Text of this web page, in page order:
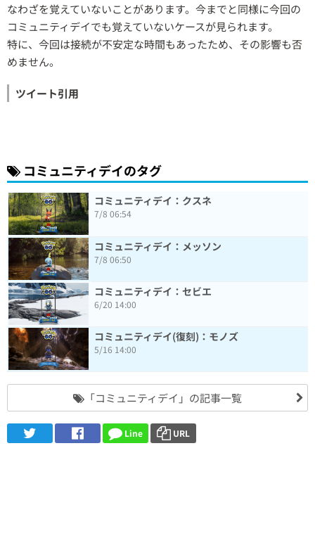
なわざを覚えていないことがあります。今までと同様に今回の
コミュニティデイでも覚えていないケースが見られます。
特に、今回は接続が不安定な時間もあったため、その影響も否
めません。
ツイート引用
コミュニティデイのタグ
コミュニティデイ：クスネ
7/8 06:54
コミュニティデイ：メッソン
7/8 06:50
コミュニティデイ：セビエ
6/20 14:00
コミュニティデイ(復刻)：モノズ
5/16 14:00
「コミュニティデイ」の記事一覧
Line URL